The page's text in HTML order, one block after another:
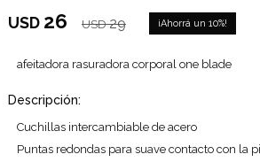
USD 26 USD 29 10
afeitadora rasuradora corporal one blade
Descripción:
Cuchillas intercambiable de acero
Puntas redondas para suave contacto con la